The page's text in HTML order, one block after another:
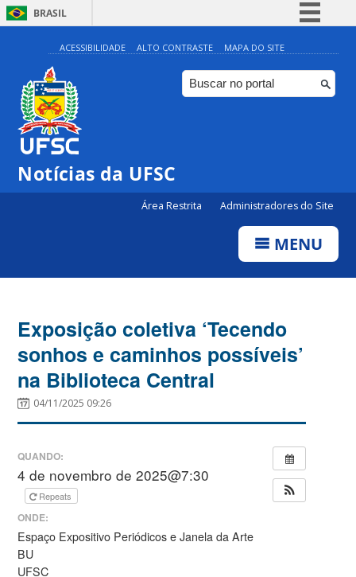
BRASIL
Simplifique!
Comunica BR
Participe
ACESSIBILIDADE ALTO CONTRASTE MAPA DO SITE
Notícias da UFSC
Área Restrita Administradores do Site
MENU
Exposição coletiva ‘Tecendo
sonhos e caminhos possíveis’
na Biblioteca Central
04/11/2025 09:26
QUANDO:
4 de novembro de 2025@7:30
Repeats
ONDE:
Espaço Expositivo Periódicos e Janela da Arte
BU
UFSC